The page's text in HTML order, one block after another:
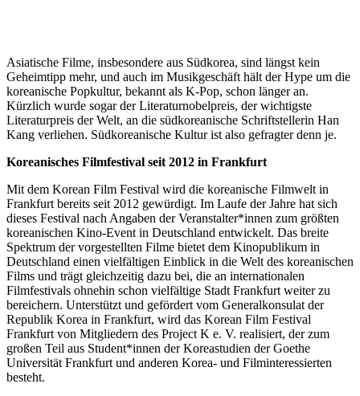
Asiatische Filme, insbesondere aus Südkorea, sind längst kein
Geheimtipp mehr, und auch im Musikgeschäft hält der Hype um die
koreanische Popkultur, bekannt als K-Pop, schon länger an.
Kürzlich wurde sogar der Literaturnobelpreis, der wichtigste
Literaturpreis der Welt, an die südkoreanische Schriftstellerin Han
Kang verliehen. Südkoreanische Kultur ist also gefragter denn je.
Koreanisches Filmfestival seit 2012 in Frankfurt
Mit dem Korean Film Festival wird die koreanische Filmwelt in
Frankfurt bereits seit 2012 gewürdigt. Im Laufe der Jahre hat sich
dieses Festival nach Angaben der Veranstalter*innen zum größten
koreanischen Kino-Event in Deutschland entwickelt. Das breite
Spektrum der vorgestellten Filme bietet dem Kinopublikum in
Deutschland einen vielfältigen Einblick in die Welt des koreanischen
Films und trägt gleichzeitig dazu bei, die an internationalen
Filmfestivals ohnehin schon vielfältige Stadt Frankfurt weiter zu
bereichern. Unterstützt und gefördert vom Generalkonsulat der
Republik Korea in Frankfurt, wird das Korean Film Festival
Frankfurt von Mitgliedern des Project K e. V. realisiert, der zum
großen Teil aus Student*innen der Koreastudien der Goethe
Universität Frankfurt und anderen Korea- und Filminteressierten
besteht.